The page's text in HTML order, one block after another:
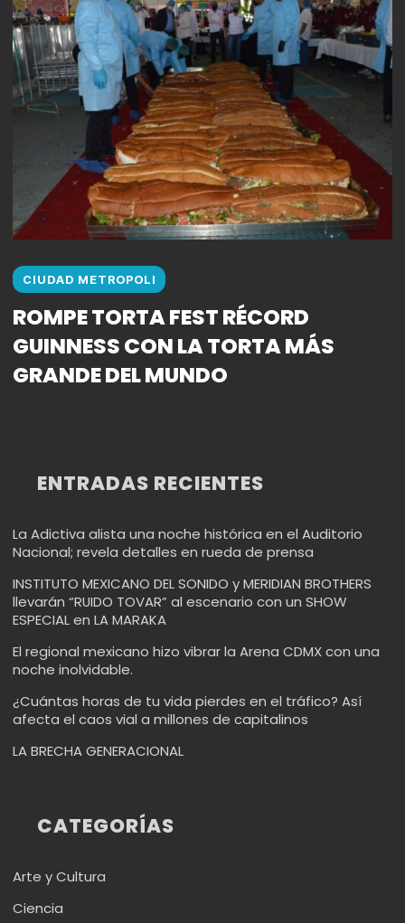
CIUDAD METROPOLI
ROMPE TORTA FEST RÉCORD
GUINNESS CON LA TORTA MÁS
GRANDE DEL MUNDO
ENTRADAS RECIENTES
La Adictiva alista una noche histórica en el Auditorio
Nacional; revela detalles en rueda de prensa
INSTITUTO MEXICANO DEL SONIDO y MERIDIAN BROTHERS
llevarán “RUIDO TOVAR” al escenario con un SHOW
ESPECIAL en LA MARAKA
El regional mexicano hizo vibrar la Arena CDMX con una
noche inolvidable.
¿Cuántas horas de tu vida pierdes en el tráfico? Así
afecta el caos vial a millones de capitalinos
LA BRECHA GENERACIONAL
CATEGORÍAS
Arte y Cultura
Ciencia